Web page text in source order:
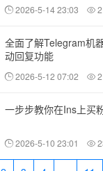
2026-5-14 23:03
全面了解Telegram机
动回复功能
2026-5-12 07:02
一步步教你在Ins上买
2026-5-10 23:01